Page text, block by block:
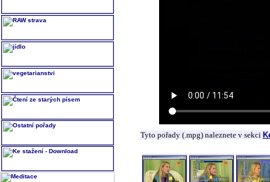
Tyto pořady (.mpg) naleznete v sekci